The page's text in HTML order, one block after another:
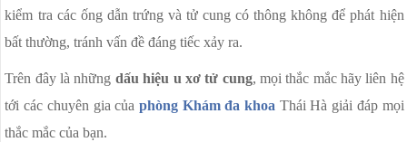
kiểm tra các ống dẫn trứng và tử cung có thông không để phát hiện
bất thường, tránh vấn đề đáng tiếc xảy ra.
Trên đây là những dấu hiệu u xơ tử cung, mọi thắc mắc hãy liên hệ
tới các chuyên gia của phòng Khám đa khoa Thái Hà giải đáp mọi
thắc mắc của bạn.